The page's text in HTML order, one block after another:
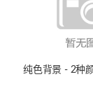
纯色背景 - 2种